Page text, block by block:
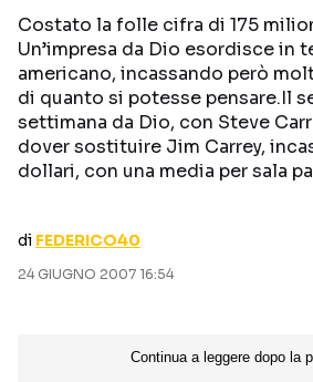
Categorie
NOTIZIE
CURIOSITÀ
RECENSIONI
BOX
Costato la folle cifra di 175
Un’impresa da Dio esordisce in
americano, incassando però
di quanto si potesse pensare.Il
settimana da Dio, con Steve
dover sostituire Jim Carrey,
dollari, con una media per sala
di FEDERICO40
24 GIUGNO 2007 16:54